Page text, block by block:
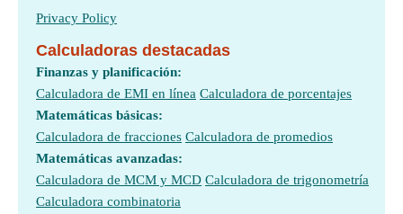
Privacy Policy
Calculadoras destacadas
Finanzas y planificación:
Calculadora de EMI en línea Calculadora de porcentajes
Matemáticas básicas:
Calculadora de fracciones Calculadora de promedios
Matemáticas avanzadas:
Calculadora de MCM y MCD Calculadora de trigonometría
Calculadora combinatoria